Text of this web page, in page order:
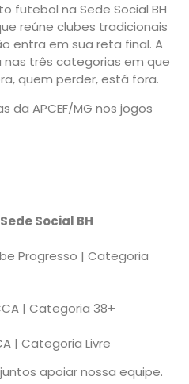
futebol na Sede Social BH
reúne clubes tradicionais
entra em sua reta final. A
nas três categorias em que
quem perder, está fora.
APCEF/MG nos jogos
Social BH
Progresso | Categoria
| Categoria 38+
| Categoria Livre
apoiar nossa equipe.